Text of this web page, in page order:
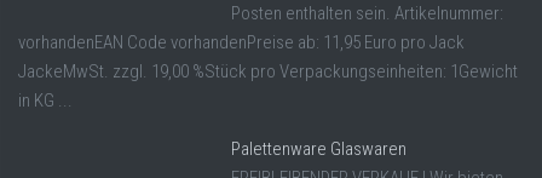
Posten enthalten sein. Artikelnummer:
vorhandenEAN Code vorhandenPreise ab: 11,95 Euro pro Jack
JackeMwSt. zzgl. 19,00 %Stück pro Verpackungseinheiten: 1Gewicht
in KG ...
Palettenware Glaswaren